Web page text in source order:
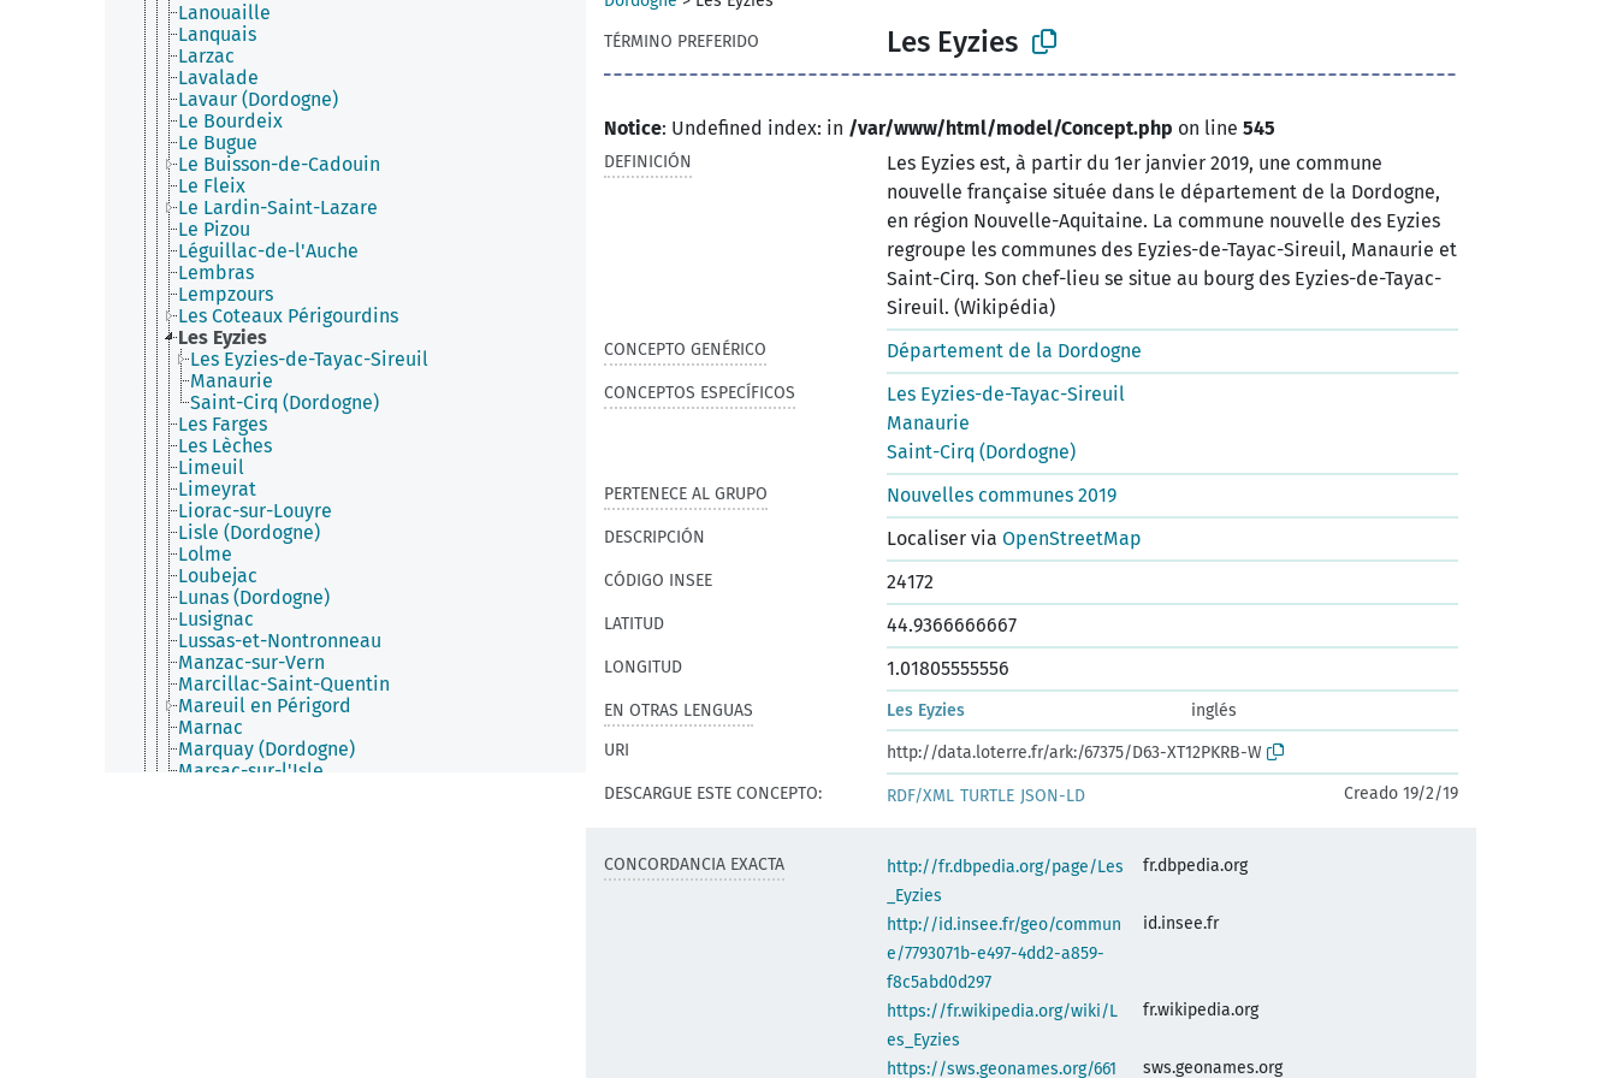
Lanouaille
Lanquais
Larzac
Lavalade
Lavaur (Dordogne)
Le Bourdeix
Le Bugue
Le Buisson-de-Cadouin
Le Fleix
Le Lardin-Saint-Lazare
Le Pizou
Léguillac-de-l'Auche
Lembras
Lempzours
Les Coteaux Périgourdins
Les Eyzies
Les Eyzies-de-Tayac-Sireuil
Manaurie
Saint-Cirq (Dordogne)
Les Farges
Les Lèches
Limeuil
Limeyrat
Liorac-sur-Louyre
Lisle (Dordogne)
Lolme
Loubejac
Lunas (Dordogne)
Lusignac
Lussas-et-Nontronneau
Manzac-sur-Vern
Marcillac-Saint-Quentin
Mareuil en Périgord
Marnac
Marquay (Dordogne)
Marsac-sur-l'Isle
TÉRMINO PREFERIDO
Les Eyzies
Notice: Undefined index: in /var/www/html/model/Concept.php on line 545
DEFINICIÓN
Les Eyzies est, à partir du 1er janvier 2019, une commune
nouvelle française située dans le département de la Dordogne,
en région Nouvelle-Aquitaine. La commune nouvelle des Eyzies
regroupe les communes des Eyzies-de-Tayac-Sireuil, Manaurie et
Saint-Cirq. Son chef-lieu se situe au bourg des Eyzies-de-Tayac-
Sireuil. (Wikipédia)
CONCEPTO GENÉRICO Département de la Dordogne
CONCEPTOS ESPECÍFICOS
Les Eyzies-de-Tayac-Sireuil
Manaurie
Saint-Cirq (Dordogne)
PERTENECE AL GRUPO Nouvelles communes 2019
DESCRIPCIÓN Localiser via OpenStreetMap
CÓDIGO INSEE 24172
LATITUD 44.9366666667
LONGITUD 1.01805555556
EN OTRAS LENGUAS Les Eyzies
inglés
URI
http://data.loterre.fr/ark:/67375/D63-XT12PKRB-W
DESCARGUE ESTE CONCEPTO:
RDF/XML TURTLE JSON-LD Creado 19/2/19
CONCORDANCIA EXACTA
http://fr.dbpedia.org/page/Les
_Eyzies
fr.dbpedia.org
http://id.insee.fr/geo/commun
e/7793071b-e497-4dd2-a859-
f8c5abd0d297
id.insee.fr
https://fr.wikipedia.org/wiki/L
es_Eyzies
fr.wikipedia.org
https://sws.geonames.org/661 sws.geonames.org